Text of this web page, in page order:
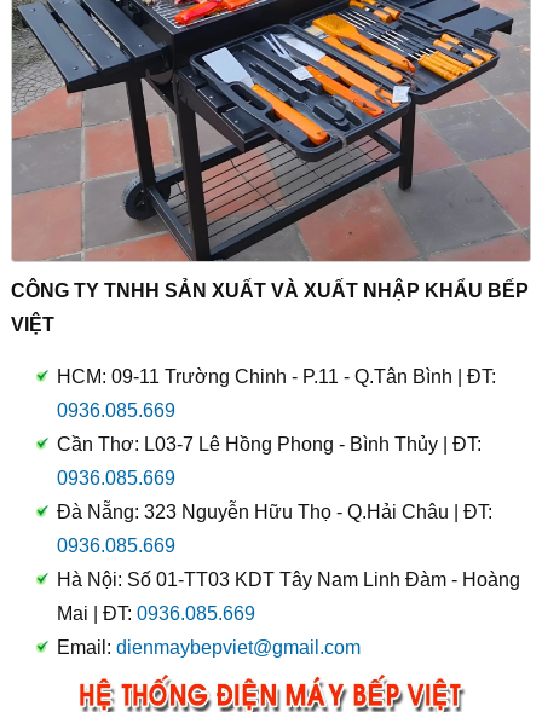
CÔNG TY TNHH SẢN XUẤT VÀ XUẤT NHẬP KHẨU BẾP
VIỆT
HCM: 09-11 Trường Chinh - P.11 - Q.Tân Bình | ĐT:
0936.085.669
Cần Thơ: L03-7 Lê Hồng Phong - Bình Thủy | ĐT:
0936.085.669
Đà Nẵng: 323 Nguyễn Hữu Thọ - Q.Hải Châu | ĐT:
0936.085.669
Hà Nội: Số 01-TT03 KDT Tây Nam Linh Đàm - Hoàng
Mai | ĐT: 0936.085.669
Email: dienmaybepviet@gmail.com